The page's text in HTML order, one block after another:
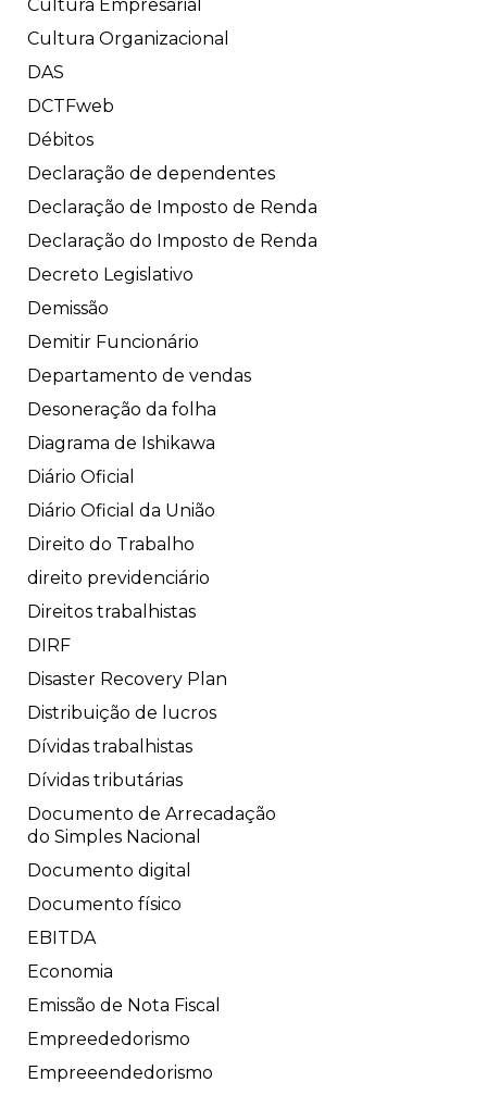
Cultura Empresárial
Cultura Organizacional
DAS
DCTFweb
Débitos
Declaração de dependentes
Declaração de Imposto de Renda
Declaração do Imposto de Renda
Decreto Legislativo
Demissão
Demitir Funcionário
Departamento de vendas
Desoneração da folha
Diagrama de Ishikawa
Diário Oficial
Diário Oficial da União
Direito do Trabalho
direito previdenciário
Direitos trabalhistas
DIRF
Disaster Recovery Plan
Distribuição de lucros
Dívidas trabalhistas
Dívidas tributárias
Documento de Arrecadação
do Simples Nacional
Documento digital
Documento físico
EBITDA
Economia
Emissão de Nota Fiscal
Empreededorismo
Empreeendedorismo